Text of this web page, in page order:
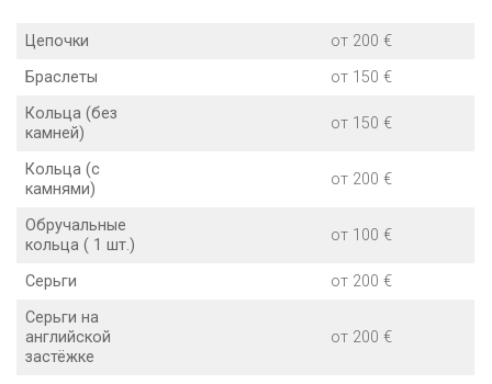
Цепочки
от 200 €
Браслеты
от 150 €
Кольца (без
камней)
от 150 €
Кольца (с
камнями)
от 200 €
Обручальные
кольца ( 1 шт.)
от 100 €
Серьги
от 200 €
Серьги на
английской
застёжке
от 200 €